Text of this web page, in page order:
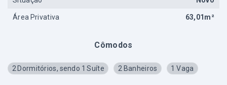
Cômodos
2 Dormitórios, sendo 1 Suíte 2 Banheiros 1 Vaga
Área Privativa 63,01m²